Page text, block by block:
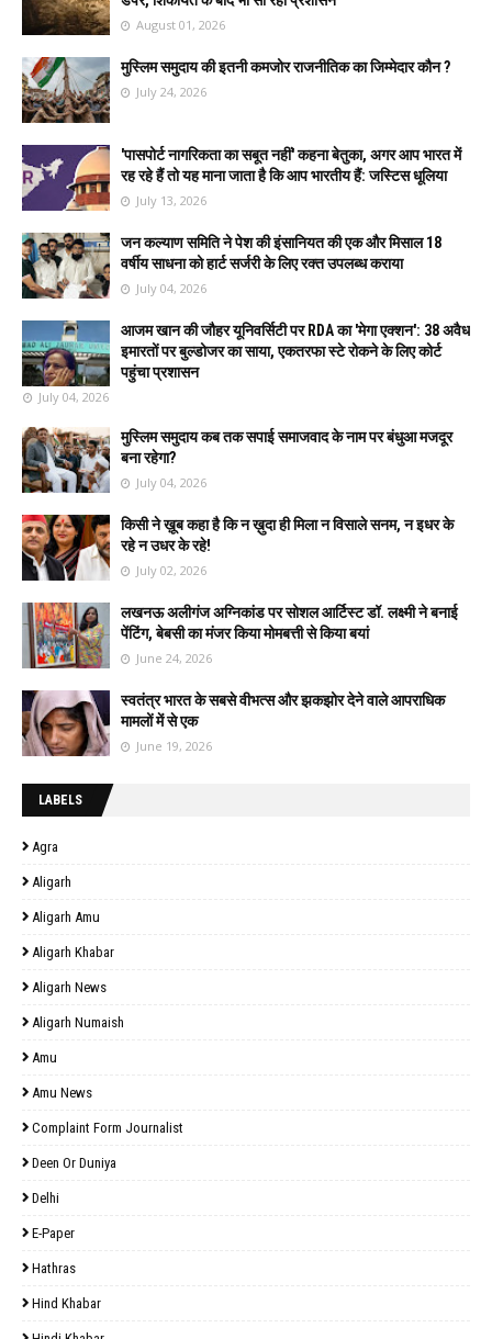
August 01, 2026
मुस्लिम समुदाय की इतनी कमजोर राजनीतिक का जिम्मेदार कौन ?
July 24, 2026
'पासपोर्ट नागरिकता का सबूत नहीं' कहना बेतुका, अगर आप भारत में
रह रहे हैं तो यह माना जाता है कि आप भारतीय हैं: जस्टिस धूलिया
July 13, 2026
जन कल्याण समिति ने पेश की इंसानियत की एक और मिसाल 18
वर्षीय साधना को हार्ट सर्जरी के लिए रक्त उपलब्ध कराया
July 04, 2026
आजम खान की जौहर यूनिवर्सिटी पर RDA का 'मेगा एक्शन': 38 अवैध
इमारतों पर बुल्डोजर का साया, एकतरफा स्टे रोकने के लिए कोर्ट
पहुंचा प्रशासन
July 04, 2026
मुस्लिम समुदाय कब तक सपाई समाजवाद के नाम पर बंधुआ मजदूर
बना रहेगा?
July 04, 2026
किसी ने ख़ूब कहा है कि न ख़ुदा ही मिला न विसाले सनम, न इधर के
रहे न उधर के रहे!
July 02, 2026
लखनऊ अलीगंज अग्निकांड पर सोशल आर्टिस्ट डॉ. लक्ष्मी ने बनाई
पेंटिंग, बेबसी का मंजर किया मोमबत्ती से किया बयां
June 24, 2026
स्वतंत्र भारत के सबसे वीभत्स और झकझोर देने वाले आपराधिक
मामलों में से एक
June 19, 2026
LABELS
Agra
Aligarh
Aligarh Amu
Aligarh Khabar
Aligarh News
Aligarh Numaish
Amu
Amu News
Complaint Form Journalist
Deen Or Duniya
Delhi
E-Paper
Hathras
Hind Khabar